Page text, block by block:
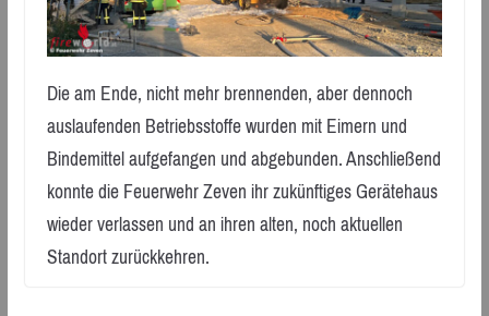
Die am Ende, nicht mehr brennenden, aber dennoch
auslaufenden Betriebsstoffe wurden mit Eimern und
Bindemittel aufgefangen und abgebunden. Anschließend
konnte die Feuerwehr Zeven ihr zukünftiges Gerätehaus
wieder verlassen und an ihren alten, noch aktuellen
Standort zurückkehren.